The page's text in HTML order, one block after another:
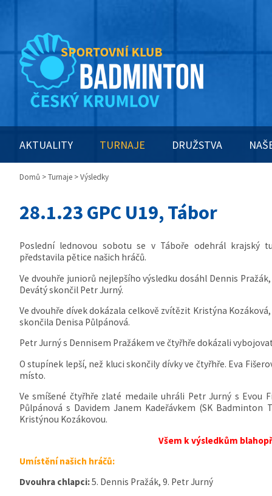
AKTUALITY TURNAJE DRUŽSTVA
Domů >Turnaje > Výsledky
28.1.23 GPC U19, Tábor
Poslední lednovou sobotu se v Táboře odehrál krajský
představila pětice našich hráčů.
Ve dvouhře juniorů nejlepšího výsledku dosáhl Dennis
Devátý skončil Petr Jurný.
Ve dvouhře dívek dokázala celkově zvítězit Kristýna
skončila Denisa Půlpánová.
Petr Jurný s Dennisem Pražákem ve čtyřhře dokázali
O stupínek lepší, než kluci skončily dívky ve čtyřhře. Eva
místo.
Ve smíšené čtyřhře zlaté medaile uhráli Petr Jurný s Evou
Půlpánová s Davidem Janem Kadeřávkem (SK
Kristýnou Kozákovou.
Všem k výsledkům
Umístění našich hráčů:
Dvouhra chlapci:5. Dennis Pražák, 9. Petr Jurný